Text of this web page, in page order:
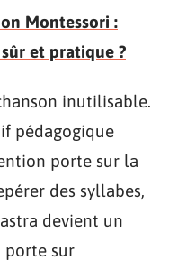
Montessori :
et pratique ?
inutilisable.
pédagogique
porte sur la
des syllabes,
devient un
porte sur